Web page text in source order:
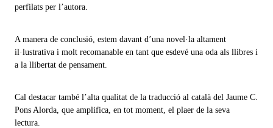
perfilats per l’autora.
A manera de conclusió, estem davant d’una novel·la altament
il·lustrativa i molt recomanable en tant que esdevé una oda als llibres i
a la llibertat de pensament.
Cal destacar també l’alta qualitat de la traducció al català del Jaume C.
Pons Alorda, que amplifica, en tot moment, el plaer de la seva
lectura.